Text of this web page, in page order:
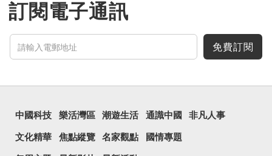
訂閱電子通訊
免費訂閱
中國科技 樂活灣區 潮遊生活 通識中國 非凡人事
文化精華 焦點縱覽 名家觀點 國情專題